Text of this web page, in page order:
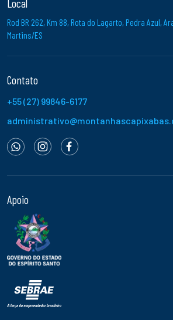
Rod BR 262, Km 88, Rota do Lagarto, Pedra Azul,
Martins/ES
Contato
+55 (27) 99846-6177
Apoio